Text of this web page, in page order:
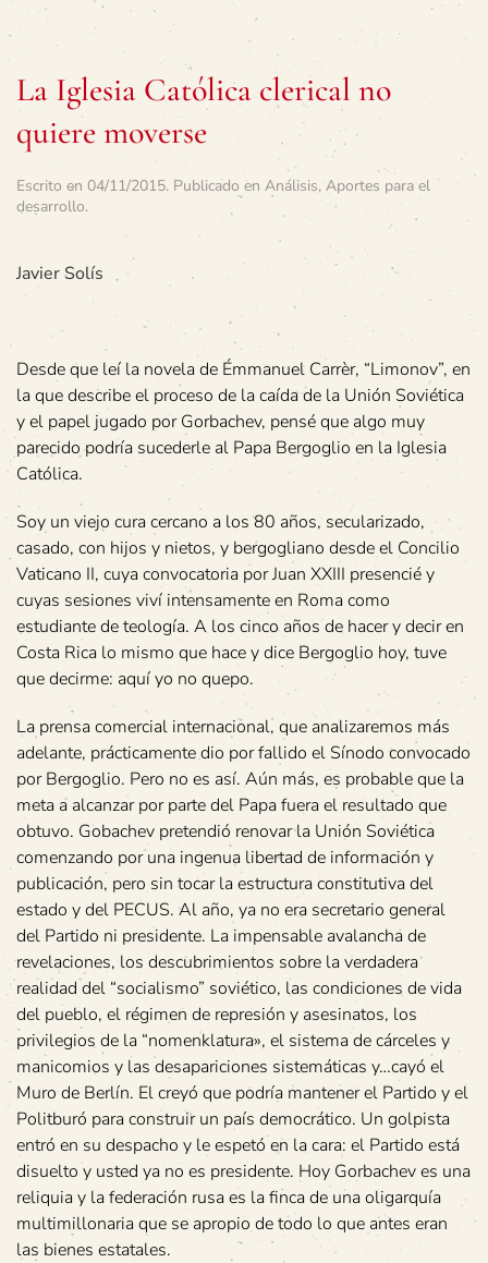
La Iglesia Católica clerical no
quiere moverse
Escrito en 04/11/2015. Publicado en Análisis, Aportes para el
desarrollo.
Javier Solís
Desde que leí la novela de Émmanuel Carrèr, “Limonov”, en
la que describe el proceso de la caída de la Unión Soviética
y el papel jugado por Gorbachev, pensé que algo muy
parecido podría sucederle al Papa Bergoglio en la Iglesia
Católica.
Soy un viejo cura cercano a los 80 años, secularizado,
casado, con hijos y nietos, y bergogliano desde el Concilio
Vaticano II, cuya convocatoria por Juan XXIII presencié y
cuyas sesiones viví intensamente en Roma como
estudiante de teología. A los cinco años de hacer y decir en
Costa Rica lo mismo que hace y dice Bergoglio hoy, tuve
que decirme: aquí yo no quepo.
La prensa comercial internacional, que analizaremos más
adelante, prácticamente dio por fallido el Sínodo convocado
por Bergoglio. Pero no es así. Aún más, es probable que la
meta a alcanzar por parte del Papa fuera el resultado que
obtuvo. Gobachev pretendió renovar la Unión Soviética
comenzando por una ingenua libertad de información y
publicación, pero sin tocar la estructura constitutiva del
estado y del PECUS. Al año, ya no era secretario general
del Partido ni presidente. La impensable avalancha de
revelaciones, los descubrimientos sobre la verdadera
realidad del “socialismo” soviético, las condiciones de vida
del pueblo, el régimen de represión y asesinatos, los
privilegios de la “nomenklatura», el sistema de cárceles y
manicomios y las desapariciones sistemáticas y…cayó el
Muro de Berlín. El creyó que podría mantener el Partido y el
Politburó para construir un país democrático. Un golpista
entró en su despacho y le espetó en la cara: el Partido está
disuelto y usted ya no es presidente. Hoy Gorbachev es una
reliquia y la federación rusa es la finca de una oligarquía
multimillonaria que se apropio de todo lo que antes eran
las bienes estatales.